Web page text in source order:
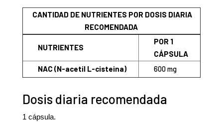
CANTIDAD DE NUTRIENTES POR DOSIS DIARIA
RECOMENDADA
NUTRIENTES
POR 1
CÁPSULA
NAC (N-acetil L-cisteina)
600 mg
Dosis diaria recomendada
1 cápsula.